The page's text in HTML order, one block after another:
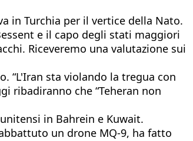
in Turchia per il vertice della Nato.
e il capo degli stati maggiori
Riceveremo una valutazione sui
“L'Iran sta violando la tregua con
ribadiranno che “Teheran non
in Bahrein e Kuwait.
un drone MQ-9, ha fatto